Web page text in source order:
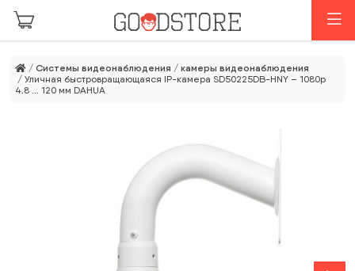
Перейти к основному содержанию
/ Системы видеонаблюдения / камеры видеонаблюдения
/ Уличная быстровращающаяся IP-камера SD50225DB-HNY – 1080p
4.8 … 120 мм DAHUA